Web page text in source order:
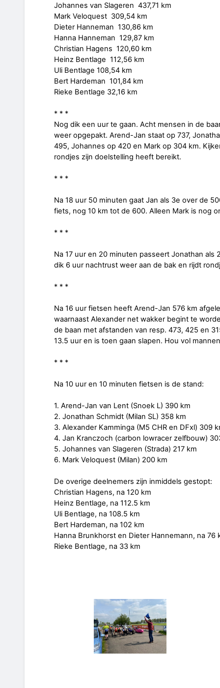
Johannes van Slageren 437,71 km
Mark Veloquest 309,54 km
Dieter Hanneman 130,86 km
Hanna Hanneman 129,87 km
Christian Hagens 120,60 km
Heinz Bentlage 112,56 km
Uli Bentlage 108,54 km
Bert Hardeman 101,84 km
Rieke Bentlage 32,16 km
* * *
Nog dik een uur te gaan. Acht mensen in de
weer opgepakt. Arend-Jan staat op 737,
495, Johannes op 420 en Mark op 304 km.
rondjes zijn doelstelling heeft bereikt.
* * *
Na 18 uur 50 minuten gaat Jan als 3e over de
fiets, nog 10 km tot de 600. Alleen Mark is nog
* * *
Na 17 uur en 20 minuten passeert Jonathan als
dik 6 uur nachtrust weer aan de bak en rijdt
* * *
Na 16 uur fietsen heeft Arend-Jan 576 km
waarnaast Alexander net wakker begint te
de baan met afstanden van resp. 473, 425 en
13.5 uur en is toen gaan slapen. Hou vol
* * *
Na 10 uur en 10 minuten fietsen is de stand:
1. Arend-Jan van Lent (Snoek L) 390 km
2. Jonathan Schmidt (Milan SL) 358 km
3. Alexander Kamminga (M5 CHR en DFxl) 309
4. Jan Kranczoch (carbon lowracer zelfbouw)
5. Johannes van Slageren (Strada) 217 km
6. Mark Veloquest (Milan) 200 km
De overige deelnemers zijn inmiddels gestopt:
Christian Hagens, na 120 km
Heinz Bentlage, na 112.5 km
Uli Bentlage, na 108.5 km
Bert Hardeman, na 102 km
Hanna Brunkhorst en Dieter Hannemann, na 76
Rieke Bentlage, na 33 km